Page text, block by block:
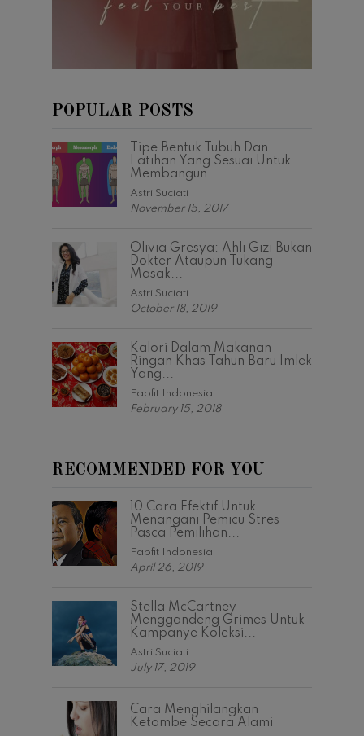
POPULAR POSTS
Tipe Bentuk Tubuh Dan
Latihan Yang Sesuai Untuk
Membangun...
Astri Suciati
November 15, 2017
Olivia Gresya: Ahli Gizi Bukan
Dokter Ataupun Tukang
Masak...
Astri Suciati
October 18, 2019
Kalori Dalam Makanan
Ringan Khas Tahun Baru Imlek
Yang...
Fabfit Indonesia
February 15, 2018
RECOMMENDED FOR YOU
10 Cara Efektif Untuk
Menangani Pemicu Stres
Pasca Pemilihan...
Fabfit Indonesia
April 26, 2019
Stella McCartney
Menggandeng Grimes Untuk
Kampanye Koleksi...
Astri Suciati
July 17, 2019
Cara Menghilangkan
Ketombe Secara Alami